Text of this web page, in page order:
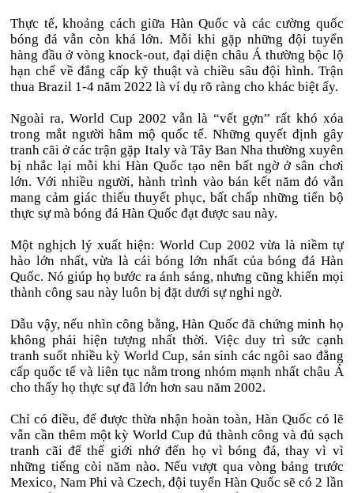
Thực tế, khoảng cách giữa Hàn Quốc và các cường quốc
bóng đá vẫn còn khá lớn. Mỗi khi gặp những đội tuyển
hàng đầu ở vòng knock-out, đại diện châu Á thường bộc lộ
hạn chế về đẳng cấp kỹ thuật và chiều sâu đội hình. Trận
thua Brazil 1-4 năm 2022 là ví dụ rõ ràng cho khác biệt ấy.
Ngoài ra, World Cup 2002 vẫn là “vết gợn” rất khó xóa
trong mắt người hâm mộ quốc tế. Những quyết định gây
tranh cãi ở các trận gặp Italy và Tây Ban Nha thường xuyên
bị nhắc lại mỗi khi Hàn Quốc tạo nên bất ngờ ở sân chơi
lớn. Với nhiều người, hành trình vào bán kết năm đó vẫn
mang cảm giác thiếu thuyết phục, bất chấp những tiến bộ
thực sự mà bóng đá Hàn Quốc đạt được sau này.
Một nghịch lý xuất hiện: World Cup 2002 vừa là niềm tự
hào lớn nhất, vừa là cái bóng lớn nhất của bóng đá Hàn
Quốc. Nó giúp họ bước ra ánh sáng, nhưng cũng khiến mọi
thành công sau này luôn bị đặt dưới sự nghi ngờ.
Dẫu vậy, nếu nhìn công bằng, Hàn Quốc đã chứng minh họ
không phải hiện tượng nhất thời. Việc duy trì sức cạnh
tranh suốt nhiều kỳ World Cup, sản sinh các ngôi sao đẳng
cấp quốc tế và liên tục nằm trong nhóm mạnh nhất châu Á
cho thấy họ thực sự đã lớn hơn sau năm 2002.
Chỉ có điều, để được thừa nhận hoàn toàn, Hàn Quốc có lẽ
vẫn cần thêm một kỳ World Cup đủ thành công và đủ sạch
tranh cãi để thế giới nhớ đến họ vì bóng đá, thay vì vì
những tiếng còi năm nào. Nếu vượt qua vòng bảng trước
Mexico, Nam Phi và Czech, đội tuyển Hàn Quốc sẽ có 2 lần